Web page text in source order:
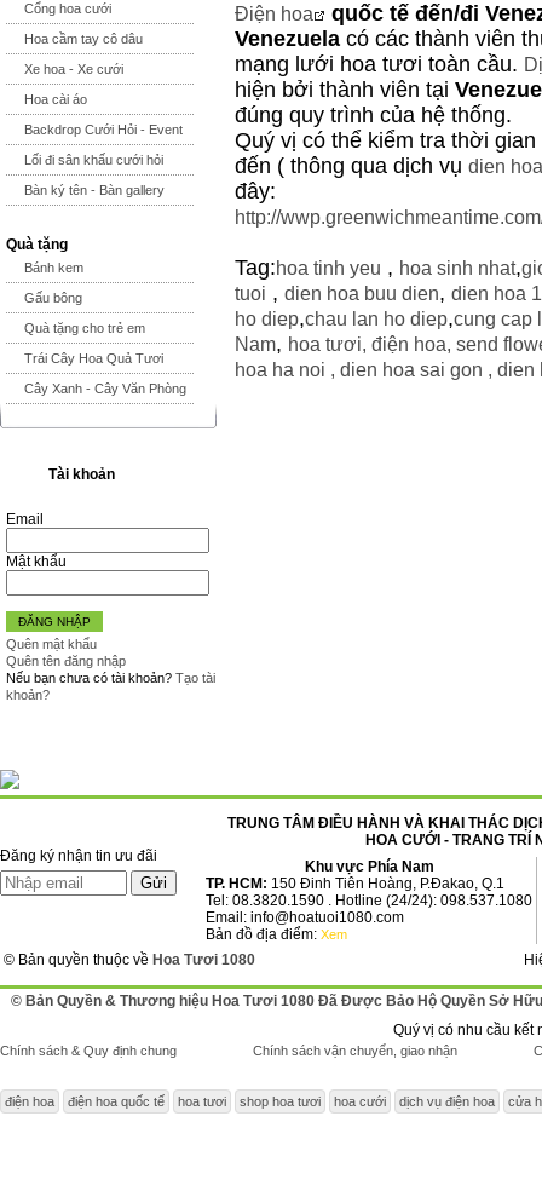
Cổng hoa cưới
Hoa cầm tay cô dâu
Xe hoa - Xe cưới
Hoa cài áo
Backdrop Cưới Hỏi - Event
Lối đi sân khấu cưới hỏi
Bàn ký tên - Bàn gallery
Quà tặng
Bánh kem
Gấu bông
Quà tặng cho trẻ em
Trái Cây Hoa Quả Tươi
Cây Xanh - Cây Văn Phòng
Tài khoản
Email
Mật khẩu
ĐĂNG NHẬP
Quên mật khẩu
Quên tên đăng nhập
Nếu bạn chưa có tài khoản? Tạo tài
khoản?
Điện hoa quốc tế đến/đi
Venezuela có các thành viên
mạng lưới hoa tươi toàn cầu.
hiện bởi thành viên tại
đúng quy trình của hệ thống.
Quý vị có thể kiểm tra thời
đến ( thông qua dịch vụ dien
đây:
http://
Tag:hoa tinh yeu , hoa sinh nhat,
tuoi , dien hoa buu dien, dien hoa
ho diep,chau lan ho diep,cung cap
Nam, hoa tươi, điện hoa, send
hoa ha noi , dien hoa sai gon , dien
Đăng ký nhận tin ưu đãi
TRUNG TÂM ĐIỀU HÀNH VÀ KHAI THÁC
HOA CƯỚI - TRANG TRÍ
Khu vực Phía Nam
TP. HCM: 150 Đinh Tiên Hoàng, P.Đakao, Q.1
Tel: 08.3820.1590 . Hotline (24/24): 098.537.1080
Email: info@hoatuoi1080.com
Bản đồ địa điểm: Xem
© Bản quyền thuộc về Hoa Tươi 1080
© Bản Quyền & Thương hiệu Hoa Tươi 1080 Đã Được Bảo Hộ Quyền Sở Hữu
Quý vị có nhu cầu kết
Chính sách & Quy định chung Chính sách vận chuyển, giao nhận
điện hoa điện hoa quốc tế hoa tươi shop hoa tươi hoa cưới dịch vụ điện hoa cửa